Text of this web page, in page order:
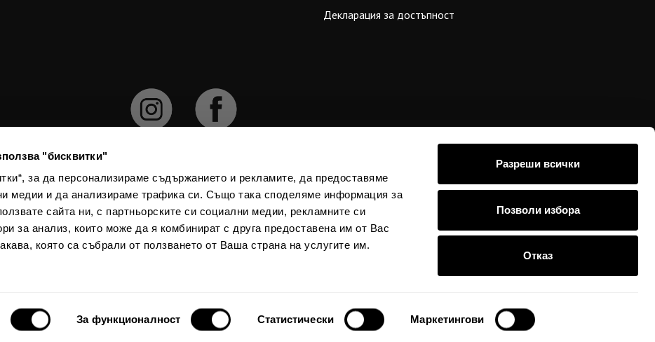
"бисквитки"
за да персонализираме съдържанието и рекламите, да предоставяме
медии и да анализираме трафика си. Също така споделяме информация за
сайта ни, с партньорските си социални медии, рекламните си
за анализ, които може да я комбинират с друга предоставена им от Вас
която са събрали от ползването от Ваша страна на услугите им.
За функционалност Статистически
Маркетингови
Разреши всички
Позволи избора
Отказ
Декларация за достъпност
в изчисленията официален курс е 1 € = 1.95583 лв. При конвертирането на стойностите в евро
нормативните изисквания за закръгляне и действащите правила, поради което е възможно да се
получат незначителни разлики в общите суми.